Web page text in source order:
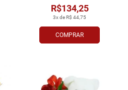
COMPRAR
3x de R$ 44,75
R$134,25